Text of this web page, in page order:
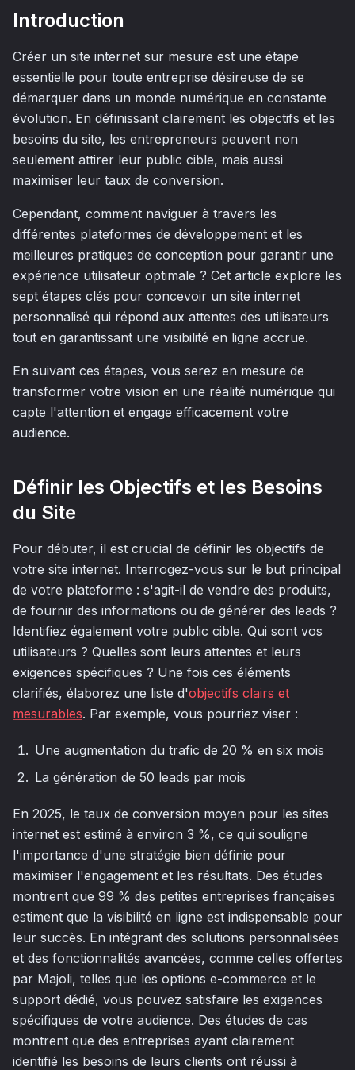
Introduction
Créer un site internet sur mesure est une étape
essentielle pour toute entreprise désireuse de se
démarquer dans un monde numérique en constante
évolution. En définissant clairement les objectifs et les
besoins du site, les entrepreneurs peuvent non
seulement attirer leur public cible, mais aussi
maximiser leur taux de conversion.
Cependant, comment naviguer à travers les
différentes plateformes de développement et les
meilleures pratiques de conception pour garantir une
expérience utilisateur optimale ? Cet article explore les
sept étapes clés pour concevoir un site internet
personnalisé qui répond aux attentes des utilisateurs
tout en garantissant une visibilité en ligne accrue.
En suivant ces étapes, vous serez en mesure de
transformer votre vision en une réalité numérique qui
capte l'attention et engage efficacement votre
audience.
Définir les Objectifs et les Besoins
du Site
Pour débuter, il est crucial de définir les objectifs de
votre site internet. Interrogez-vous sur le but principal
de votre plateforme : s'agit-il de vendre des produits,
de fournir des informations ou de générer des leads ?
Identifiez également votre public cible. Qui sont vos
utilisateurs ? Quelles sont leurs attentes et leurs
exigences spécifiques ? Une fois ces éléments
clarifiés, élaborez une liste d'objectifs clairs et
mesurables. Par exemple, vous pourriez viser :
Une augmentation du trafic de 20 % en six mois
La génération de 50 leads par mois
En 2025, le taux de conversion moyen pour les sites
internet est estimé à environ 3 %, ce qui souligne
l'importance d'une stratégie bien définie pour
maximiser l'engagement et les résultats. Des études
montrent que 99 % des petites entreprises françaises
estiment que la visibilité en ligne est indispensable pour
leur succès. En intégrant des solutions personnalisées
et des fonctionnalités avancées, comme celles offertes
par Majoli, telles que les options e-commerce et le
support dédié, vous pouvez satisfaire les exigences
spécifiques de votre audience. Des études de cas
montrent que des entreprises ayant clairement
identifié les besoins de leurs clients ont réussi à